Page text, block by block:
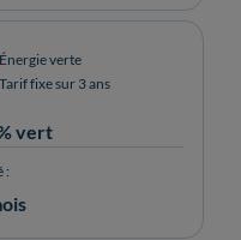
vert
Énergie verte
Tarif fixe sur 3 ans
: